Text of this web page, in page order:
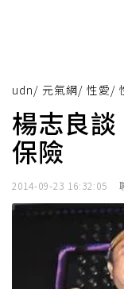
udn/ 元氣網/ 性愛/
楊志良
保險
2014-09-23 16:32:05